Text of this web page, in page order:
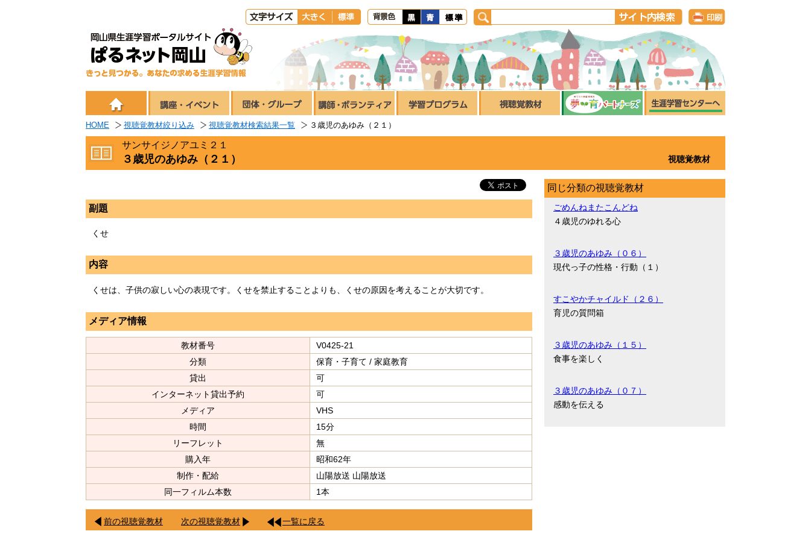
HOME 視聴覚教材絞り込み 視聴覚教材検索結果一覧 ３歳児のあゆみ（２１）
サンサイジノアユミ２１
３歳児のあゆみ（２１） 視聴覚教材
副題
くせ
内容
くせは、子供の寂しい心の表現です。くせを禁止することよりも、くせの原因を考えることが大切です。
メディア情報
教材番号
V0425-21
分類
保育・子育て / 家庭教育
貸出
可
インターネット貸出予約
可
メディア
VHS
時間
15分
リーフレット
無
購入年
昭和62年
制作・配給
山陽放送 山陽放送
同一フィルム本数
1本
前の視聴覚教材 次の視聴覚教材 一覧に戻る
同じ分類の視聴覚教材
ごめんねまたこんどね
４歳児のゆれる心
３歳児のあゆみ（０６）
現代っ子の性格・行動（１）
すこやかチャイルド（２６）
育児の質問箱
３歳児のあゆみ（１５）
食事を楽しく
３歳児のあゆみ（０７）
感動を伝える